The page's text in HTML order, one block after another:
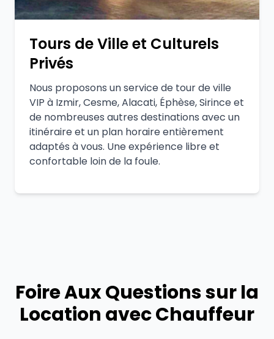
Tours de Ville et Culturels
Privés
Nous proposons un service de tour de ville
VIP à Izmir, Cesme, Alacati, Éphèse, Sirince et
de nombreuses autres destinations avec un
itinéraire et un plan horaire entièrement
adaptés à vous. Une expérience libre et
confortable loin de la foule.
Foire Aux Questions sur la
Location avec Chauffeur